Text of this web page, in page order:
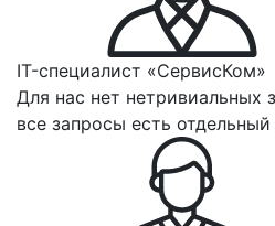
IT-специалист «СервисКом»
Для нас нет нетривиальных
все запросы есть отдельный